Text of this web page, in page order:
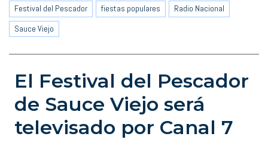
Festival del Pescador
fiestas populares
Radio Nacional
Sauce Viejo
El Festival del Pescador
de Sauce Viejo será
televisado por Canal 7